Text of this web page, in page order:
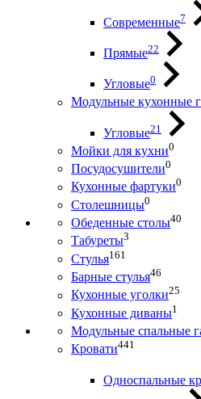
Современные7
Прямые22
Угловые0
Модульные кухонные
Угловые21
Мойки для кухни0
Посудосушители0
Кухонные фартуки0
Столешницы0
Обеденные столы40
Табуреты3
Стулья161
Барные стулья46
Кухонные уголки25
Кухонные диваны1
Модульные спальные
Кровати441
Односпальные